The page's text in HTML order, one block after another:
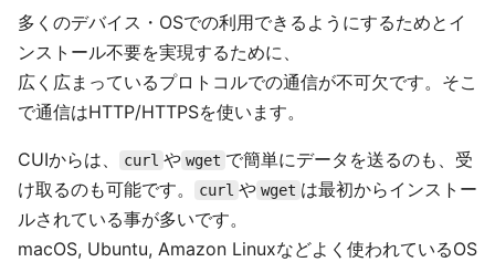
多くのデバイス・OSでの利用できるようにするためとイ
ンストール不要を実現するために、
広く広まっているプロトコルでの通信が不可欠です。そこ
で通信はHTTP/HTTPSを使います。
CUIからは、 curl や wget で簡単にデータを送るのも、受
け取るのも可能です。
curl や wget は最初からインストー
ルされている事が多いです。
macOS, Ubuntu, Amazon Linuxなどよく使われているOS